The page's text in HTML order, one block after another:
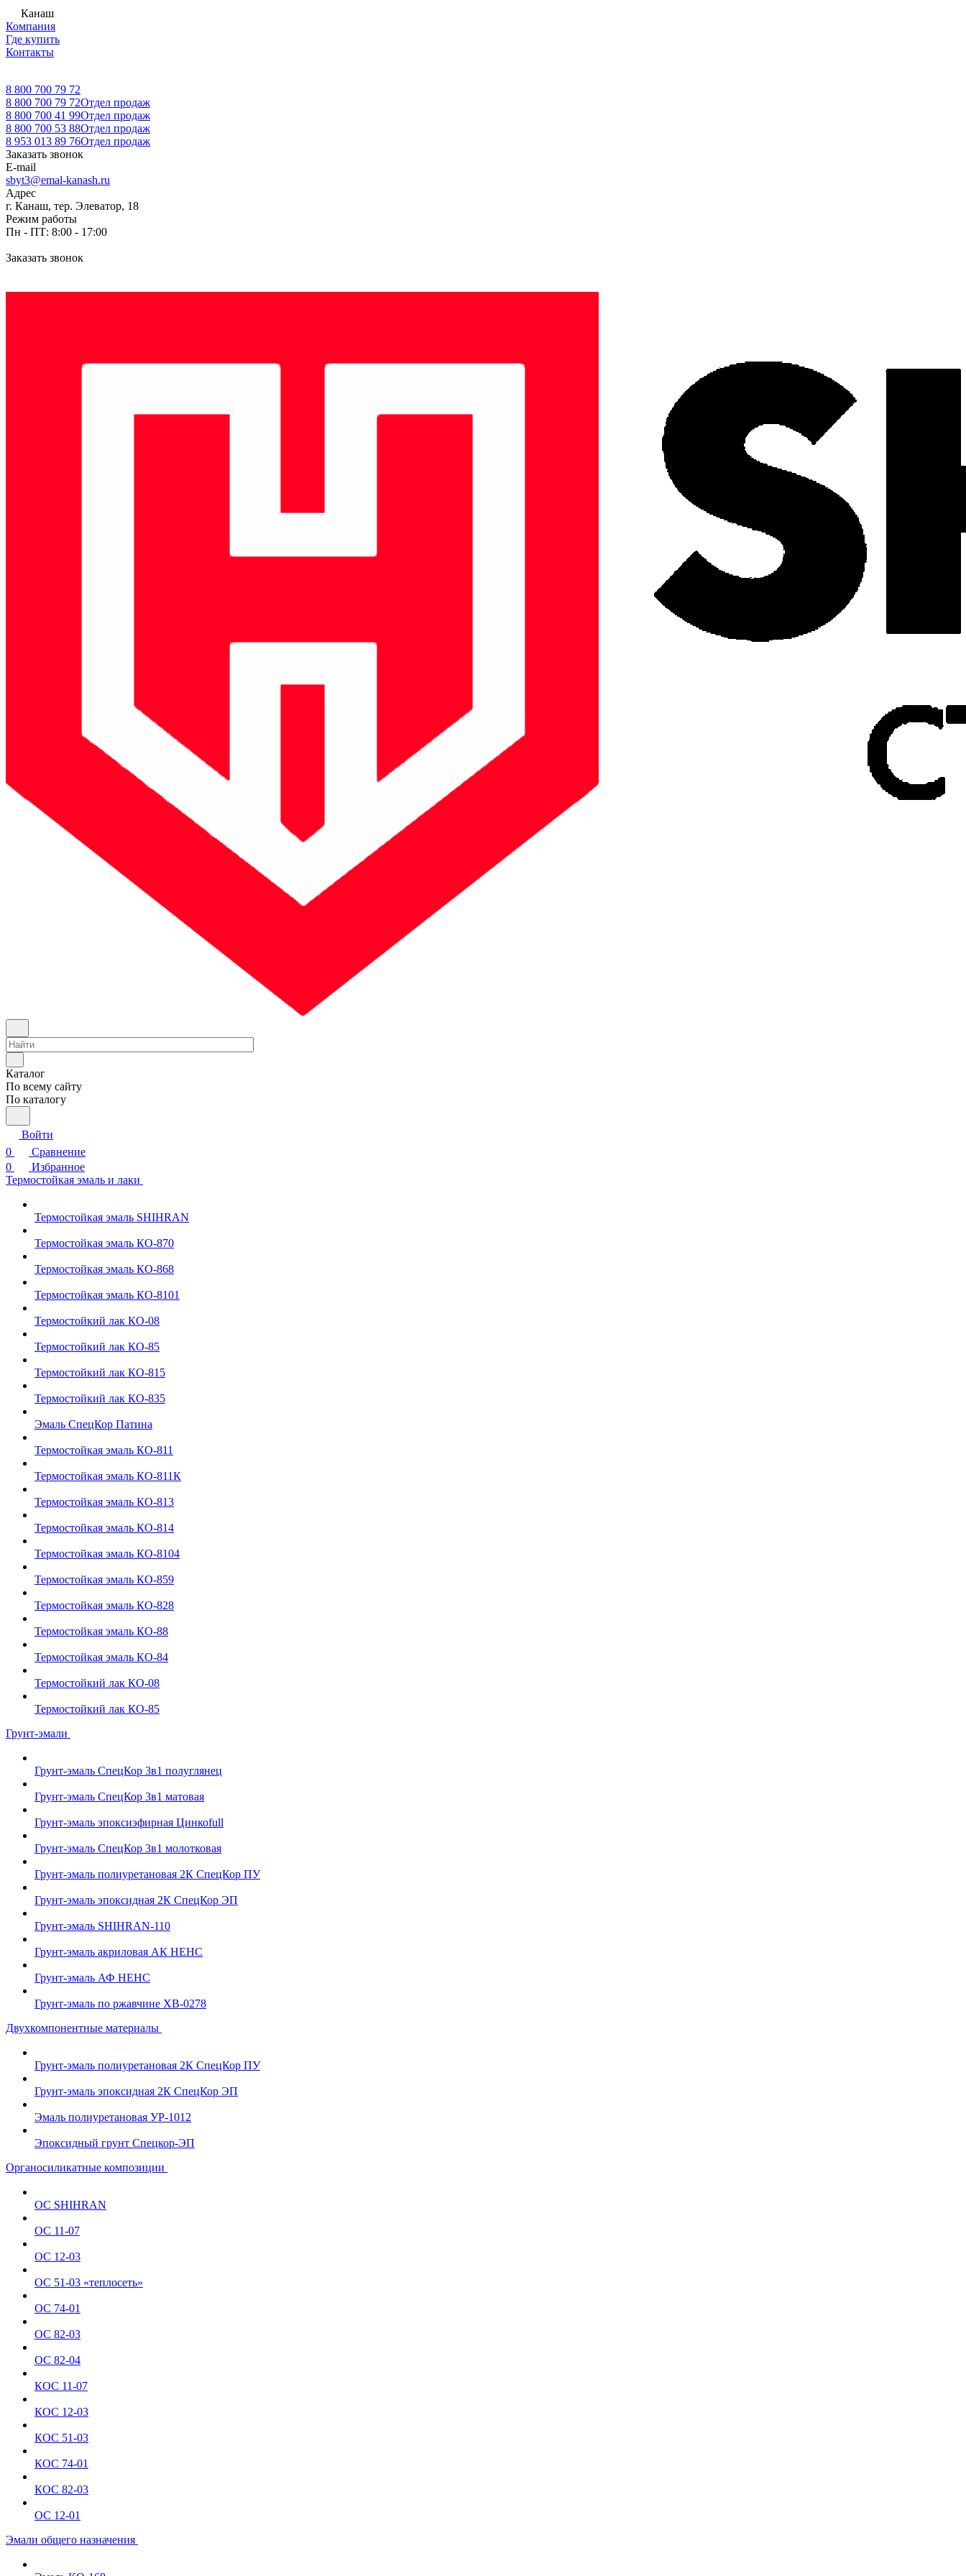
Канаш
Компания
Где купить
Контакты
8 800 700 79 72
8 800 700 79 72Отдел продаж
8 800 700 41 99Отдел продаж
8 800 700 53 88Отдел продаж
8 953 013 89 76Отдел продаж
Заказать звонок
E-mail
sbyt3@emal-kanash.ru
Адрес
г. Канаш, тер. Элеватор, 18
Режим работы
Пн - ПТ: 8:00 - 17:00
Заказать звонок
Каталог
По всему сайту
По каталогу
Войти
0
Сравнение
0
Избранное
Термостойкая эмаль и лаки
Термостойкая эмаль SHIHRAN
Термостойкая эмаль КО-870
Термостойкая эмаль КО-868
Термостойкая эмаль КО-8101
Термостойкий лак КО-08
Термостойкий лак КО-85
Термостойкий лак КО-815
Термостойкий лак КО-835
Эмаль СпецКор Патина
Термостойкая эмаль КО-811
Термостойкая эмаль КО-811К
Термостойкая эмаль КО-813
Термостойкая эмаль КО-814
Термостойкая эмаль КО-8104
Термостойкая эмаль КО-859
Термостойкая эмаль КО-828
Термостойкая эмаль КО-88
Термостойкая эмаль КО-84
Термостойкий лак КО-08
Термостойкий лак КО-85
Грунт-эмали
Грунт-эмаль СпецКор 3в1 полуглянец
Грунт-эмаль СпецКор 3в1 матовая
Грунт-эмаль эпоксиэфирная Цинкоfull
Грунт-эмаль СпецКор 3в1 молотковая
Грунт-эмаль полиуретановая 2К СпецКор ПУ
Грунт-эмаль эпоксидная 2К СпецКор ЭП
Грунт-эмаль SHIHRAN-110
Грунт-эмаль акриловая АК НЕНС
Грунт-эмаль АФ НЕНС
Грунт-эмаль по ржавчине ХВ-0278
Двухкомпонентные материалы
Грунт-эмаль полиуретановая 2К СпецКор ПУ
Грунт-эмаль эпоксидная 2К СпецКор ЭП
Эмаль полиуретановая УР-1012
Эпоксидный грунт Спецкор-ЭП
Органосиликатные композиции
ОС SHIHRAN
ОС 11-07
ОС 12-03
ОС 51-03 «теплосеть»
ОС 74-01
ОС 82-03
ОС 82-04
КОС 11-07
КОС 12-03
КОС 51-03
КОС 74-01
КОС 82-03
ОС 12-01
Эмали общего назначения